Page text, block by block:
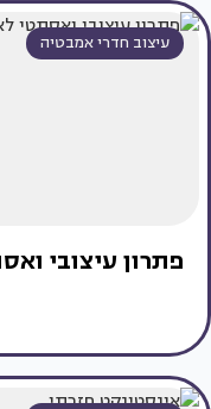
עיצוב חדרי אמבטיה
פתרון עיצובי